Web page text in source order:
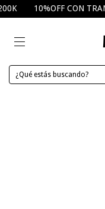
10%OFF CON